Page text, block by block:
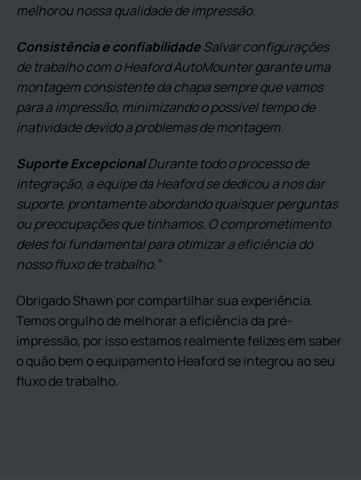
melhorou nossa qualidade de impressão.
Consistência e confiabilidadeSalvar configurações
de trabalho com o Heaford AutoMounter garante uma
montagem consistente da chapa sempre que vamos
para a impressão, minimizando o possível tempo de
inatividade devido a problemas de montagem.
Suporte ExcepcionalDurante todo o processo de
integração, a equipe da Heaford se dedicou a nos dar
suporte, prontamente abordando quaisquer perguntas
ou preocupações que tínhamos. O comprometimento
deles foi fundamental para otimizar a eficiência do
nosso fluxo de trabalho.”
Obrigado Shawn por compartilhar sua experiência.
Temos orgulho de melhorar a eficiência da pré-
impressão, por isso estamos realmente felizes em saber
o quão bem o equipamento Heaford se integrou ao seu
fluxo de trabalho.